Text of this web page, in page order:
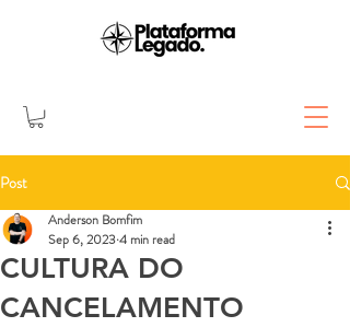
Post
CULTURA DO
CANCELAMENTO
Anderson Bomfim
Sep 6, 20234 min read